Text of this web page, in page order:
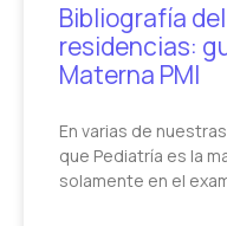
Bibliografía
residencias:
Materna PMI
En varias de
que Pediatría es la
solamente en el